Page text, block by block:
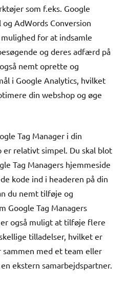
som f.eks. Google
AdWords Conversion
for at indsamle
og deres adfærd på
nemt oprette og
i Google Analytics, hvilket
din webshop og øge
Tag Manager i din
er relativt simpel. Du skal blot
Tag Managers hjemmeside
kode ind i headeren på din
du nemt tilføje og
Google Tag Managers
også muligt at tilføje flere
tilladelser, hvilket er
sammen med et team eller
ekstern samarbejdspartner.